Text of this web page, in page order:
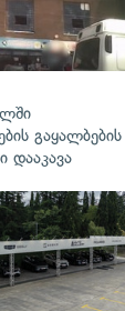
გაყალბების
დააკავა